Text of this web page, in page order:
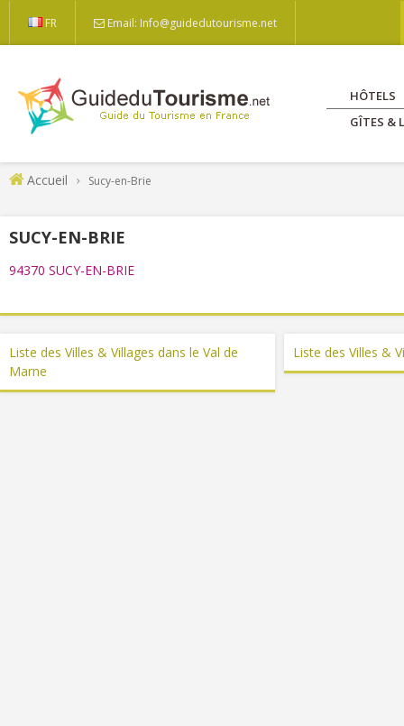
FR Email: Info@guidedutourisme.net
HÔTELS
GÎTES &
Accueil Sucy-en-Brie
SUCY-EN-BRIE
94370 SUCY-EN-BRIE
Liste des Villes & Villages dans le Val de
Marne
Liste des Villes &